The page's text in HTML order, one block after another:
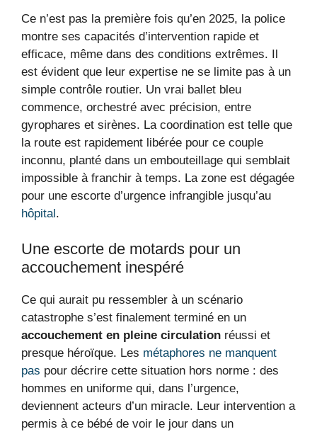
Ce n’est pas la première fois qu’en 2025, la police
montre ses capacités d’intervention rapide et
efficace, même dans des conditions extrêmes. Il
est évident que leur expertise ne se limite pas à un
simple contrôle routier. Un vrai ballet bleu
commence, orchestré avec précision, entre
gyrophares et sirènes. La coordination est telle que
la route est rapidement libérée pour ce couple
inconnu, planté dans un embouteillage qui semblait
impossible à franchir à temps. La zone est dégagée
pour une escorte d’urgence infrangible jusqu’au
hôpital.
Une escorte de motards pour un
accouchement inespéré
Ce qui aurait pu ressembler à un scénario
catastrophe s’est finalement terminé en un
accouchement en pleine circulation réussi et
presque héroïque. Les métaphores ne manquent
pas pour décrire cette situation hors norme : des
hommes en uniforme qui, dans l’urgence,
deviennent acteurs d’un miracle. Leur intervention a
permis à ce bébé de voir le jour dans un